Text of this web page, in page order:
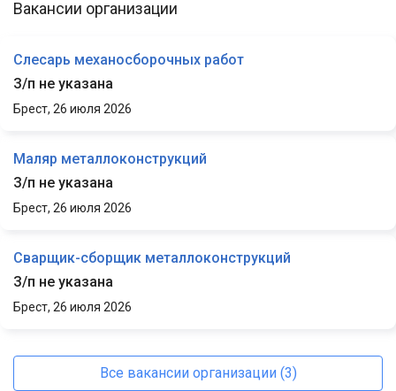
Вакансии организации
Слесарь механосборочных работ
З/п не указана
Брест, 26 июля 2026
Маляр металлоконструкций
З/п не указана
Брест, 26 июля 2026
Сварщик-сборщик металлоконструкций
З/п не указана
Брест, 26 июля 2026
Все вакансии организации (3)